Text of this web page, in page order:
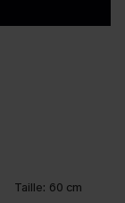
Taille: 60 cm